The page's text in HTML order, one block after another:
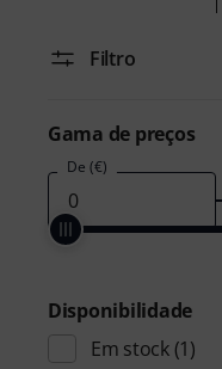
Filtro
Gama de preços
De (€)
Disponibilidade
Em stock(1)